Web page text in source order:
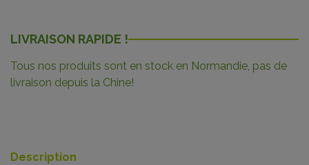
LIVRAISON RAPIDE !
Tous nos produits sont en stock en Normandie, pas de
livraison depuis la Chine!
Description